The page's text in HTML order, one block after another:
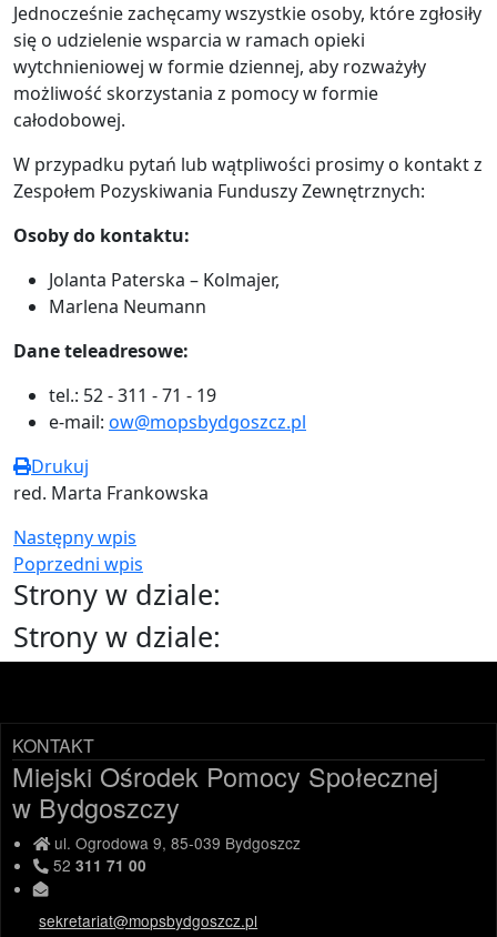
Jednocześnie zachęcamy wszystkie osoby, które zgłosiły
się o udzielenie wsparcia w ramach opieki
wytchnieniowej w formie dziennej, aby rozważyły
możliwość skorzystania z pomocy w formie
całodobowej.
W przypadku pytań lub wątpliwości prosimy o kontakt z
Zespołem Pozyskiwania Funduszy Zewnętrznych:​
Osoby do kontaktu:
Jolanta Paterska – Kolmajer,
Marlena Neumann
Dane teleadresowe:
tel.: 52 - 311 - 71 - 19
e-mail: ow@mopsbydgoszcz.pl
Drukuj
red. Marta Frankowska
Następny wpis
Poprzedni wpis
Strony w dziale:
Strony w dziale:
KONTAKT
Miejski Ośrodek Pomocy Społecznej
w Bydgoszczy
ul. Ogrodowa 9, 85-039 Bydgoszcz
52311 71 00
sekretariat@mopsbydgoszcz.pl